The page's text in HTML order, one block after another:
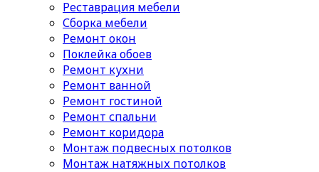
Реставрация мебели
Сборка мебели
Ремонт окон
Поклейка обоев
Ремонт кухни
Ремонт ванной
Ремонт гостиной
Ремонт спальни
Ремонт коридора
Монтаж подвесных потолков
Монтаж натяжных потолков